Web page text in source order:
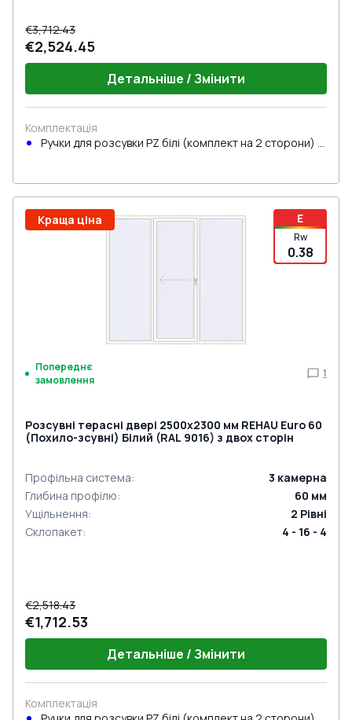
€3,712.43
€2,524.45
Детальніше / Змінити
Комплектація
Ручки для розсувки PZ білі (комплект на 2 сторони) з
E
Rw
0.38
Краща ціна
Попереднє
замовлення
1
Розсувні терасні двері 2500x2300 мм REHAU Euro 60
(Похило-зсувні) Білий (RAL 9016) з двох сторін
Профільна система: 3 камерна
Глибина профілю: 60 мм
Ущільнення: 2 Рівні
Склопакет: 4 - 16 - 4
€2,518.43
€1,712.53
Детальніше / Змінити
Комплектація